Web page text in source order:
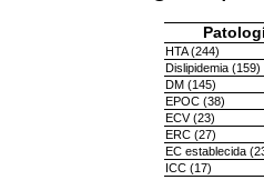
HTA (244)
Dislipidemia (159)
DM (145)
EPOC (38)
ECV (23)
ERC (27)
EC establecida
ICC (17)